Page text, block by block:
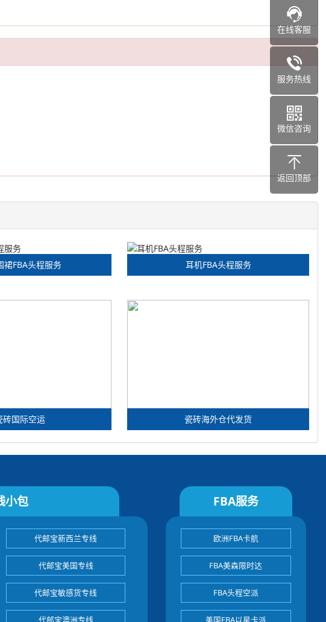
裙FBA头程服务 耳机FBA头程服务
砖国际空运 瓷砖海外仓代发货
小包
代邮宝新西兰专线
代邮宝美国专线
代邮宝敏感货专线
代邮宝澳洲专线
FBA服务
欧洲FBA卡航
FBA美森限时达
FBA头程空派
美国FBA以星卡派
在线客服
服务热线
微信咨询
返回顶部